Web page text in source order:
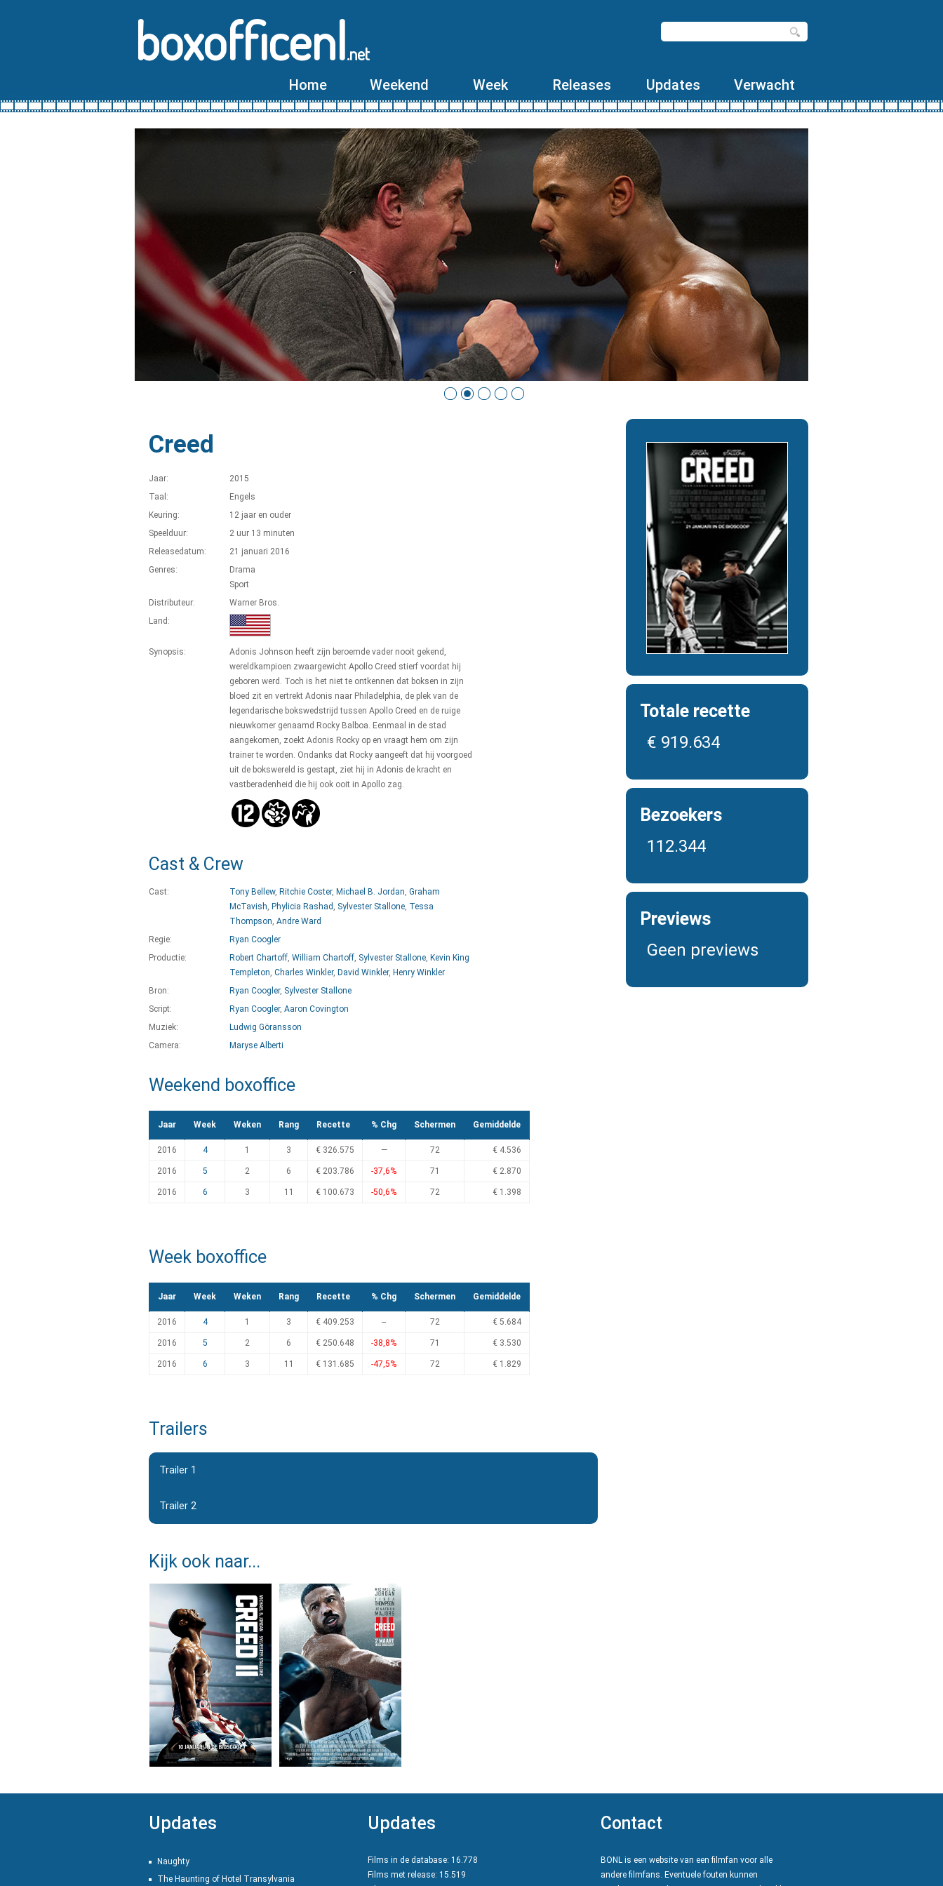
boxofficenl.net
Home Weekend Week Releases Updates Verwacht
Creed
Jaar:
2015
Taal:
Engels
Keuring:
12 jaar en ouder
Speelduur:
2 uur 13 minuten
Releasedatum:
21 januari 2016
Genres:
Drama
Sport
Distributeur:
Warner Bros.
Land:
Synopsis:
Adonis Johnson heeft zijn beroemde vader nooit gekend,
wereldkampioen zwaargewicht Apollo Creed stierf voordat hij
geboren werd. Toch is het niet te ontkennen dat boksen in zijn
bloed zit en vertrekt Adonis naar Philadelphia, de plek van de
legendarische bokswedstrijd tussen Apollo Creed en de ruige
nieuwkomer genaamd Rocky Balboa. Eenmaal in de stad
aangekomen, zoekt Adonis Rocky op en vraagt ​​hem om zijn
trainer te worden. Ondanks dat Rocky aangeeft dat hij voorgoed
uit de bokswereld is gestapt, ziet hij in Adonis de kracht en
vastberadenheid die hij ook ooit in Apollo zag.
Cast & Crew
Cast: Tony Bellew, Ritchie Coster, Michael B. Jordan, Graham
McTavish, Phylicia Rashad , Sylvester Stallone, Tessa
Thompson, Andre Ward
Regie:
Ryan Coogler
Productie:
Robert Chartoff, William Chartoff, Sylvester Stallone, Kevin King
Templeton, Charles Winkler, David Winkler, Henry Winkler
Bron:
Ryan Coogler, Sylvester Stallone
Script:
Ryan Coogler, Aaron Covington
Muziek:
Ludwig Göransson
Camera:
Maryse Alberti
Weekend boxoffice
Jaar Week Weken Rang Recette % Chg Schermen Gemiddelde
2016 4 1 3 € 326.575 — 72 € 4.536
2016 5 2 6 € 203.786 -37,6% 71 € 2.870
2016 6 3 11 € 100.673 -50,6% 72 € 1.398
Week boxoffice
Jaar Week Weken Rang Recette % Chg Schermen Gemiddelde
2016 4 1 3 € 409.253 -- 72 € 5.684
2016 5 2 6 € 250.648 -38,8% 71 € 3.530
2016 6 3 11 € 131.685 -47,5% 72 € 1.829
Trailers
Trailer 1
Trailer 2
Totale recette
€ 919.634
Bezoekers
112.344
Previews
Geen previews
Kijk ook naar...
Updates
Naughty
The Haunting of Hotel Transylvania
Updates
Films in de database: 16.778
Films met release: 15.519
Contact
BONL is een website van een filmfan voor alle
andere filmfans. Eventuele fouten kunnen